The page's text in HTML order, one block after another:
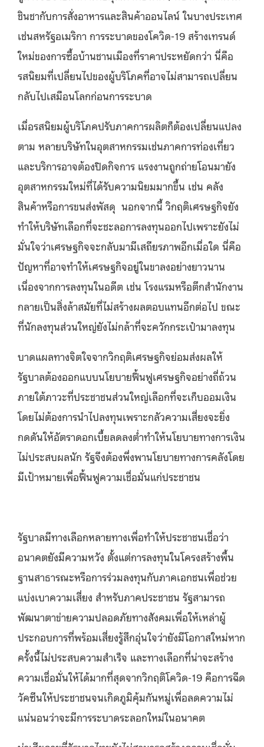
ชินชากับการสั่งอาหารและสินค้าออนไลน์ ในบางประเทศ
เช่นสหรัฐอเมริกา การระบาดของโควิด-19 สร้างเทรนด์
ใหม่ของการซื้อบ้านชานเมืองที่ราคาประหยัดกว่า นี่คือ
รสนิยมที่เปลี่ยนไปของผู้บริโภคที่อาจไม่สามารถเปลี่ยน
กลับไปเสมือนโลกก่อนการระบาด
เมื่อรสนิยมผู้บริโภคปรับภาคการผลิตก็ต้องเปลี่ยนแปลง
ตาม หลายบริษัทในอุตสาหกรรมเช่นภาคการท่องเที่ยว
และบริการอาจต้องปิดกิจการ แรงงานถูกถ่ายโอนมายัง
อุตสาหกรรมใหม่ที่ได้รับความนิยมมากขึ้น เช่น คลัง
สินค้าหรือการขนส่งพัสดุ นอกจากนี้ วิกฤติเศรษฐกิจยัง
ทำให้บริษัทเลือกที่จะชะลอการลงทุนออกไปเพราะยังไม่
มั่นใจว่าเศรษฐกิจจะกลับมามีเสถียรภาพอีกเมื่อใด นี่คือ
ปัญหาที่อาจทำให้เศรษฐกิจอยู่ในขาลงอย่างยาวนาน
เนื่องจากการลงทุนในอดีต เช่น โรงแรมหรือตึกสำนักงาน
กลายเป็นสิ่งล้าสมัยที่ไม่สร้างผลตอบแทนอีกต่อไป ขณะ
ที่นักลงทุนส่วนใหญ่ยังไม่กล้าที่จะควักกระเป๋ามาลงทุน
บาดแผลทางจิตใจจากวิกฤติเศรษฐกิจย่อมส่งผลให้
รัฐบาลต้องออกแบบนโยบายฟื้นฟูเศรษฐกิจอย่างถี่ถ้วน
ภายใต้ภาวะที่ประชาชนส่วนใหญ่เลือกที่จะเก็บออมเงิน
โดยไม่ต้องการนำไปลงทุนเพราะกลัวความเสี่ยงจะยิ่ง
กดดันให้อัตราดอกเบี้ยลดลงต่ำทำให้นโยบายทางการเงิน
ไม่ประสบผลนัก รัฐจึงต้องพึ่งพานโยบายทางการคลังโดย
มีเป้าหมายเพื่อฟื้นฟูความเชื่อมั่นแก่ประชาชน
รัฐบาลมีทางเลือกหลายทางเพื่อทำให้ประชาชนเชื่อว่า
อนาคตยังมีความหวัง ตั้งแต่การลงทุนในโครงสร้างพื้น
ฐานสาธารณะหรือการร่วมลงทุนกับภาคเอกชนเพื่อช่วย
แบ่งเบาความเสี่ยง สำหรับภาคประชาชน รัฐสามารถ
พัฒนาตาข่ายความปลอดภัยทางสังคมเพื่อให้เหล่าผู้
ประกอบการที่พร้อมเสี่ยงรู้สึกอุ่นใจว่ายังมีโอกาสใหม่หาก
ครั้งนี้ไม่ประสบความสำเร็จ และทางเลือกที่น่าจะสร้าง
ความเชื่อมั่นให้ได้มากที่สุดจากวิกฤติโควิด-19 คือการฉีด
วัคซีนให้ประชาชนจนเกิดภูมิคุ้มกันหมู่เพื่อลดความไม่
แน่นอนว่าจะมีการระบาดระลอกใหม่ในอนาคต